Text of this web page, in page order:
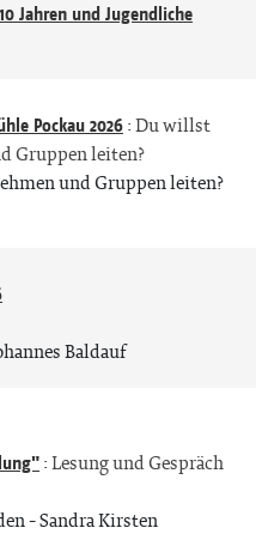
Jahren und Jugendliche
Pockau 2026:Du willst
Gruppen leiten?
und Gruppen leiten?
Baldauf
:Lesung und Gespräch
Sandra Kirsten